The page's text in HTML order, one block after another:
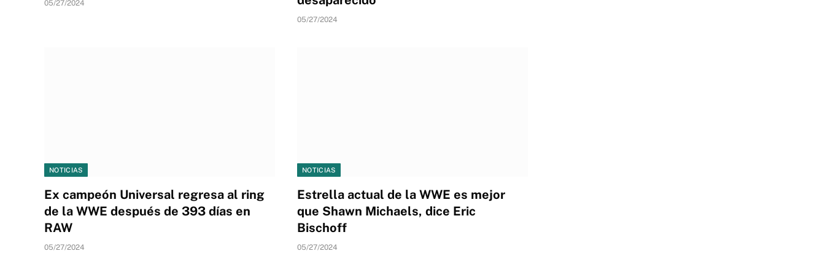
05/27/2024
05/27/2024
NOTICIAS
Ex campeón Universal regresa al ring
de la WWE después de 393 días en
RAW
05/27/2024
NOTICIAS
Estrella actual de la WWE es mejor
que Shawn Michaels, dice Eric
Bischoff
05/27/2024